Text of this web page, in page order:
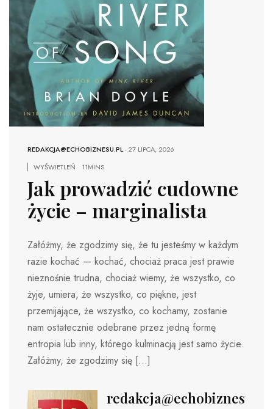
REDAKCJA@ECHOBIZNESU.PL-27 LIPCA, 2026
WYŚWIETLEŃ
11MINS
Jak prowadzić cudowne
życie – marginalista
Załóżmy, że zgodzimy się, że tu jesteśmy w każdym
razie kochać — kochać, chociaż praca jest prawie
nieznośnie trudna, chociaż wiemy, że wszystko, co
żyje, umiera, że ​​wszystko, co piękne, jest
przemijające, że wszystko, co kochamy, zostanie
nam ostatecznie odebrane przez jedną formę
entropia lub inny, którego kulminacją jest samo życie.
Załóżmy, że zgodzimy się […]
redakcja@echobiznesu.pl